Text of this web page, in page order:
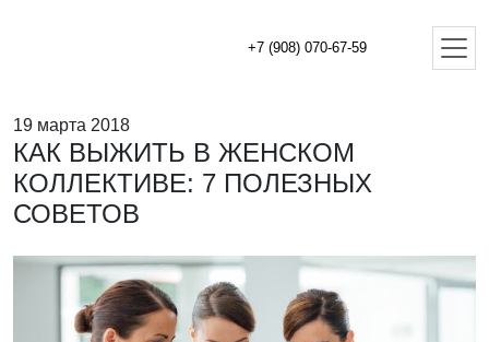
+7 (908) 070-67-59
19 марта 2018
КАК ВЫЖИТЬ В ЖЕНСКОМ
КОЛЛЕКТИВЕ: 7 ПОЛЕЗНЫХ
СОВЕТОВ